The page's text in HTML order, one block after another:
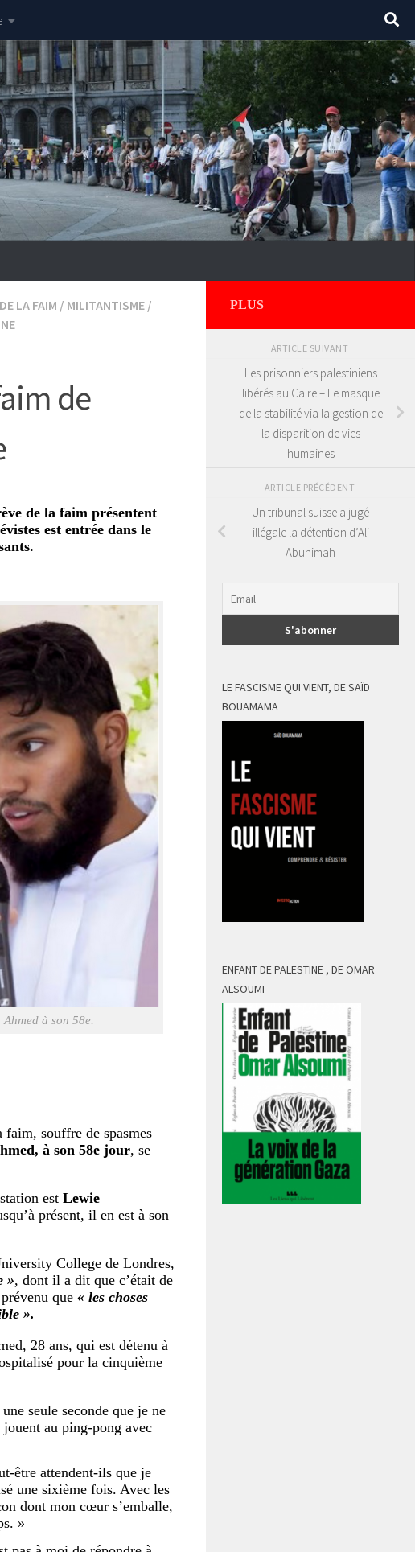
LA FAIM / MILITANTISME /
de
de la faim présentent
est entrée dans le
à son 58e.
faim, souffre de spasmes
à son 58e jour, se
est Lewie
présent, il en est à son
College de Londres,
», dont il a dit que c’était de
que « les choses
».
28 ans, qui est détenu à
pour la cinquième
seule seconde que je ne
au ping-pong avec
être attendent-ils que je
une sixième fois. Avec les
dont mon cœur s’emballe,
»
PLUS
ARTICLE SUIVANT
Les prisonniers palestiniens
libérés au Caire – Le masque
de la stabilité via la gestion de
la disparition de vies
humaines
ARTICLE PRÉCÉDENT
Un tribunal suisse a jugé
illégale la détention d’Ali
Abunimah
LE FASCISME QUI VIENT, DE SAÏD
BOUAMAMA
ENFANT DE PALESTINE , DE OMAR
ALSOUMI